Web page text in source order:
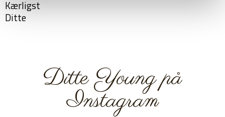
Kærligst
Ditte
Ditte Young på
Instagram